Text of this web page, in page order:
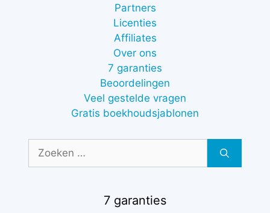
Partners
Licenties
Affiliates
Over ons
7 garanties
Beoordelingen
Veel gestelde vragen
Gratis boekhoudsjablonen
Zoek
7 garanties